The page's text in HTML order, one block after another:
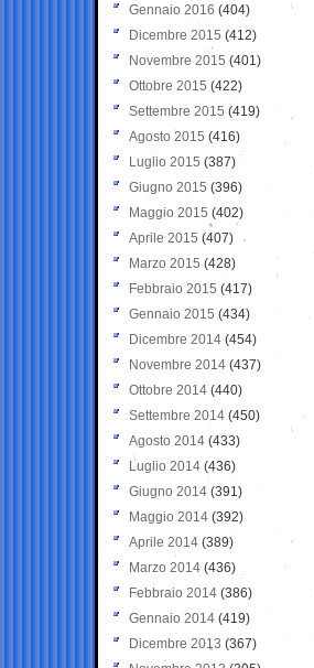
Gennaio 2016 (404)
Dicembre 2015 (412)
Novembre 2015 (401)
Ottobre 2015 (422)
Settembre 2015 (419)
Agosto 2015 (416)
Luglio 2015 (387)
Giugno 2015 (396)
Maggio 2015 (402)
Aprile 2015 (407)
Marzo 2015 (428)
Febbraio 2015 (417)
Gennaio 2015 (434)
Dicembre 2014 (454)
Novembre 2014 (437)
Ottobre 2014 (440)
Settembre 2014 (450)
Agosto 2014 (433)
Luglio 2014 (436)
Giugno 2014 (391)
Maggio 2014 (392)
Aprile 2014 (389)
Marzo 2014 (436)
Febbraio 2014 (386)
Gennaio 2014 (419)
Dicembre 2013 (367)